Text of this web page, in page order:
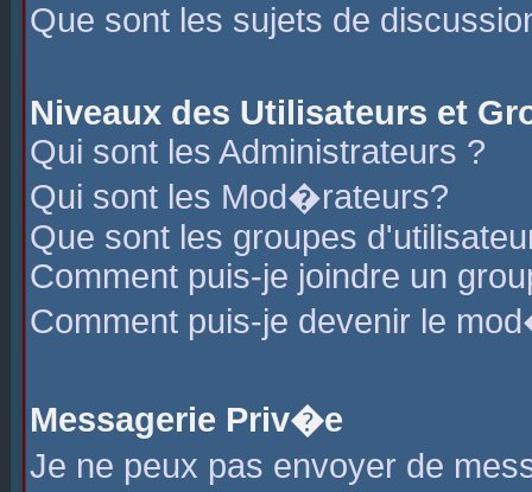
Que sont les sujets de
Niveaux des Utilisateurs et
Qui sont les Administrateurs ?
Qui sont les Mod�rateurs?
Que sont les groupes
Comment puis-je joindre un
Comment puis-je devenir le
Messagerie Priv�e
Je ne peux pas envoyer de